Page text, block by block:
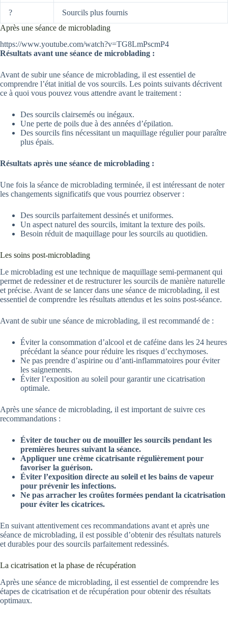
?
Sourcils plus fournis
Après une séance de microblading
https://www.youtube.com/watch?v=TG8LmPscmP4
Résultats avant une séance de microblading :
Avant de subir une séance de microblading, il est essentiel de
comprendre l’état initial de vos sourcils. Les points suivants décrivent
ce à quoi vous pouvez vous attendre avant le traitement :
Des sourcils clairsemés ou inégaux.
Une perte de poils due à des années d’épilation.
Des sourcils fins nécessitant un maquillage régulier pour paraître
plus épais.
Résultats après une séance de microblading :
Une fois la séance de microblading terminée, il est intéressant de noter
les changements significatifs que vous pourriez observer :
Des sourcils parfaitement dessinés et uniformes.
Un aspect naturel des sourcils, imitant la texture des poils.
Besoin réduit de maquillage pour les sourcils au quotidien.
Les soins post-microblading
Le microblading est une technique de maquillage semi-permanent qui
permet de redessiner et de restructurer les sourcils de manière naturelle
et précise. Avant de se lancer dans une séance de microblading, il est
essentiel de comprendre les résultats attendus et les soins post-séance.
Avant de subir une séance de microblading, il est recommandé de :
Éviter la consommation d’alcool et de caféine dans les 24 heures
précédant la séance pour réduire les risques d’ecchymoses.
Ne pas prendre d’aspirine ou d’anti-inflammatoires pour éviter
les saignements.
Éviter l’exposition au soleil pour garantir une cicatrisation
optimale.
Après une séance de microblading, il est important de suivre ces
recommandations :
Éviter de toucher ou de mouiller les sourcils pendant les
premières heures suivant la séance.
Appliquer une crème cicatrisante régulièrement pour
favoriser la guérison.
Éviter l’exposition directe au soleil et les bains de vapeur
pour prévenir les infections.
Ne pas arracher les croûtes formées pendant la cicatrisation
pour éviter les cicatrices.
En suivant attentivement ces recommandations avant et après une
séance de microblading, il est possible d’obtenir des résultats naturels
et durables pour des sourcils parfaitement redessinés.
La cicatrisation et la phase de récupération
Après une séance de microblading, il est essentiel de comprendre les
étapes de cicatrisation et de récupération pour obtenir des résultats
optimaux.